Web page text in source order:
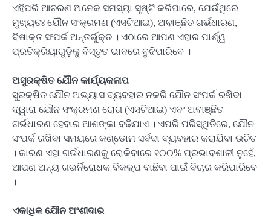
ଏହିପରି ଆଚରଣ ଅନେକ ସମସ୍ୟା ସୃଷ୍ଟି କରିପାରେ, ଯେଉଁଥିରେ
ମୁଖ୍ୟତଃ ଯୌନ ସଂକ୍ରମଣ (ଏସଟିଆଇ), ଅବାଞ୍ଛିତ ଗର୍ଭଧାରଣ,
ବିଷାକ୍ତ ସଂପର୍କ ଅନ୍ତର୍ଭୁକ୍ତ । ଏଠାରେ ଆପଣ ଏହାର ପାର୍ଶ୍ୱ
ପ୍ରତିକ୍ରିୟାଗୁଡ଼ିକୁ ବିସ୍ତୃତ ଭାବରେ ବୁଝିପାରିବେ ।
ଅସୁରକ୍ଷିତ ଯୌନ କାର୍ଯ୍ୟକଳାପ
ସୁରକ୍ଷିତ ଯୌନ ଅଭ୍ୟାସ ବ୍ୟବହାର ନକରି ଯୌନ ସଂପର୍କ ରଖିବା
ଦ୍ୱାରା ଯୌନ ସଂକ୍ରମଣ ରୋଗ (ଏସଟିଆଇ) ଏବଂ ଅବାଞ୍ଛିତ
ଗର୍ଭଧାରଣ ହେବାର ଆଶଙ୍କା ବଢିଯାଏ । ଏପରି ପରିସ୍ଥିତିରେ, ଯୌନ
ସଂପର୍କ ରଖିବା ସମୟରେ କଣ୍ଡୋମ ସର୍ବଦା ବ୍ୟବହାର କରାଯିବା ଉଚିତ
। କାରଣ ଏହା ଗର୍ଭଧାରଣକୁ ରୋକିବାରେ ୧୦୦% ପ୍ରଭାବଶାଳୀ ନୁହେଁ,
ଆପଣ ଅନ୍ୟ ଗଭର୍ନିରୋଧକ ବିକଳ୍ପ ବାଛିବା ପାଇଁ ବିଚାର କରିପାରିବେ
।
ଏକାଧିକ ଯୌନ ଅଂଶୀଦାର